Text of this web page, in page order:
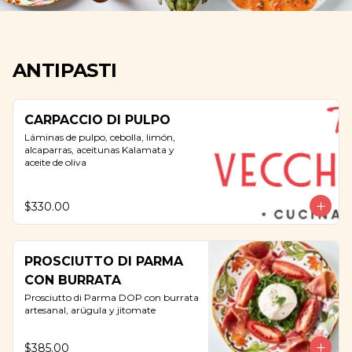
ANTIPASTI
CARPACCIO DI PULPO
Láminas de pulpo, cebolla, limón,
alcaparras, aceitunas Kalamata y
aceite de oliva
$330.00
PROSCIUTTO DI PARMA
CON BURRATA
Prosciutto di Parma DOP con burrata
artesanal, arúgula y jitomate
$385.00